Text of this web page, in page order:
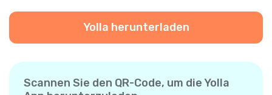
Yolla herunterladen
Scannen Sie den QR-Code, um die Yolla